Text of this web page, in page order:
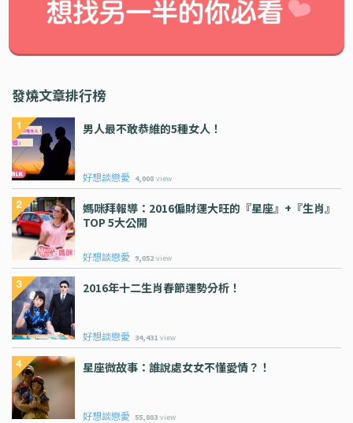
發燒文章排行榜
男人最不敢恭維的5種女人！
好想談戀愛 4,008 view
媽咪拜報導：2016偏財運大旺的『星座』+『生肖』
TOP 5大公開
好想談戀愛 9,052 view
2016年十二生肖春節運勢分析！
好想談戀愛 34,431 view
星座微故事：誰說處女女不懂愛情？！
好想談戀愛 55,803 view